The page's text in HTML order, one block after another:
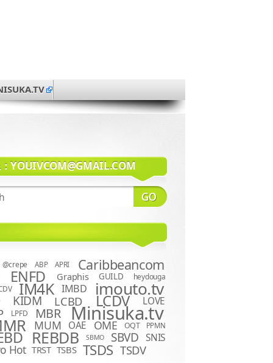
YOUIVCOM@GMAIL.COM
@crepe ABP APRI Caribbeancom
ENFD Graphis GUILD heydouga
IM4K IMBD imouto.tv
KIDM LCBD LCDV LOVE
LPFD MBR Minisuka.tv
MUM OAE OME OQT
PPMN
REBDB SBMO SBVD SNIS
Hot TRST TSBS TSDS TSDV